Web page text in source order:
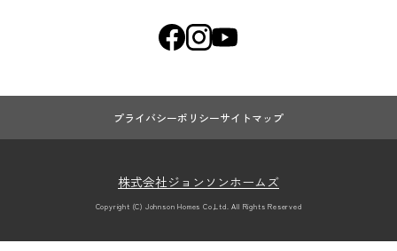
プライバシーポリシーサイトマップ
株式会社ジョンソンホームズ
Copyright (C) Johnson Homes Co,Ltd. All Rights Reserved